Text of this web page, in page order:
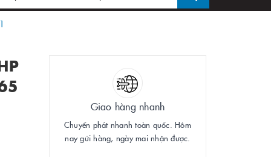
Giao hàng nhanh
Chuyển phát nhanh toàn quốc. Hôm
nay gửi hàng, ngày mai nhận được.